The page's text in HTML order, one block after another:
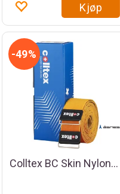
Kjøp
49%
Colltex BC Skin Nylon 58X2000